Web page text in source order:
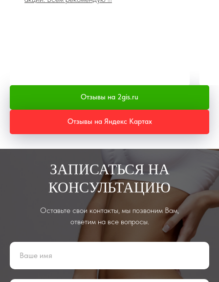
Отзывы на 2gis.ru
Отзывы на Яндекс Картах
ЗАПИСАТЬСЯ НА
КОНСУЛЬТАЦИЮ
Оставьте свои контакты, мы позвоним Вам,
ответим на все вопросы.